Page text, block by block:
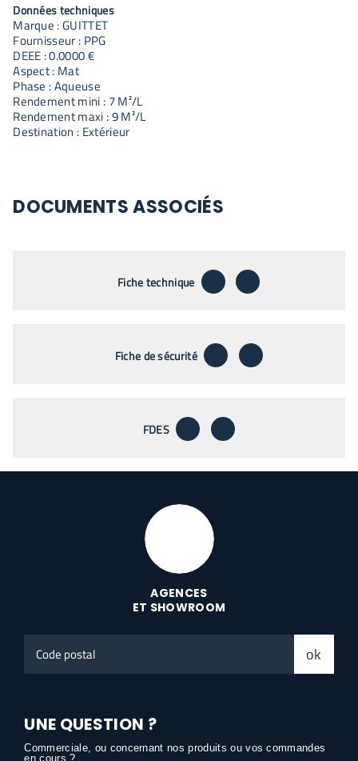
Données techniques
Marque : GUITTET
Fournisseur : PPG
DEEE : 0.0000 €
Aspect : Mat
Phase : Aqueuse
Rendement mini : 7 M²/L
Rendement maxi : 9 M²/L
Destination : Extérieur
DOCUMENTS ASSOCIÉS
Fiche technique téléchargerenvoyer par
Fiche de sécurité téléchargerenvoyer par
FDES téléchargerenvoyer par email
AGENCES
ET SHOWROOM
postal
ok
UNE QUESTION ?
Commerciale, ou concernant nos produits ou vos commandes
en cours ?